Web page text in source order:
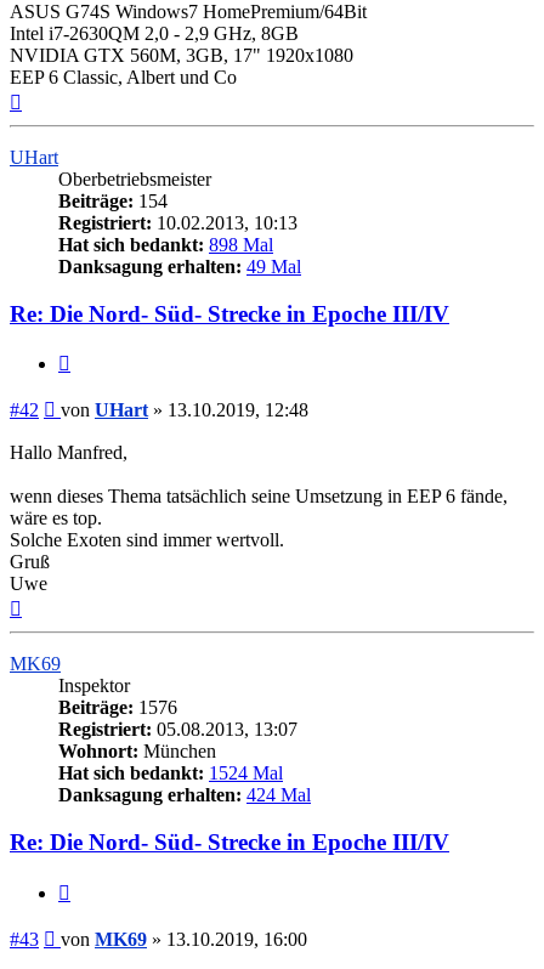
ASUS G74S Windows7 HomePremium/64Bit
Intel i7-2630QM 2,0 - 2,9 GHz, 8GB
NVIDIA GTX 560M, 3GB, 17" 1920x1080
EEP 6 Classic, Albert und Co
UHart
Oberbetriebsmeister
Beiträge: 154
Registriert: 10.02.2013, 10:13
Hat sich bedankt: 898 Mal
Danksagung erhalten: 49 Mal
Re: Die Nord- Süd- Strecke in Epoche III/IV
#42 Beitrag
von UHart» 13.10.2019, 12:48
Hallo Manfred,
wenn dieses Thema tatsächlich seine Umsetzung in EEP 6 fände,
wäre es top.
Solche Exoten sind immer wertvoll.
Gruß
Uwe
oben
MK69
Inspektor
Beiträge: 1576
Registriert: 05.08.2013, 13:07
Wohnort: München
Hat sich bedankt: 1524 Mal
Danksagung erhalten: 424 Mal
Re: Die Nord- Süd- Strecke in Epoche III/IV
#43 Beitrag
von MK69 » 13.10.2019, 16:00